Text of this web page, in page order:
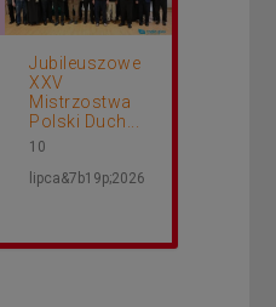
Jubileuszowe
XXV
Mistrzostwa
Polski Duch...
10
lipca&7b19p;2026